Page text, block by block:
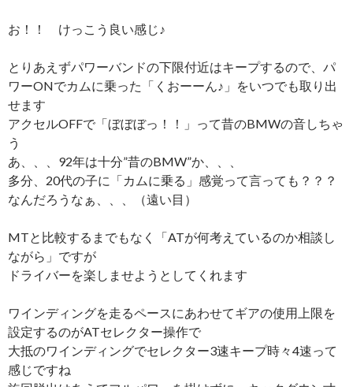
お！！ けっこう良い感じ♪
とりあえずパワーバンドの下限付近はキープするので、パ
ワーONでカムに乗った「くおーーん♪」をいつでも取り出
せます
アクセルOFFで「ぼぼぼっ！！」って昔のBMWの音しちゃ
う
あ、、、92年は十分”昔のBMW”か、、、
多分、20代の子に「カムに乗る」感覚って言っても？？？
なんだろうなぁ、、、（遠い目）
MTと比較するまでもなく「ATが何考えているのか相談し
ながら」ですが
ドライバーを楽しませようとしてくれます
ワインディングを走るペースにあわせてギアの使用上限を
設定するのがATセレクター操作で
大抵のワインディングでセレクター3速キープ時々4速って
感じですね